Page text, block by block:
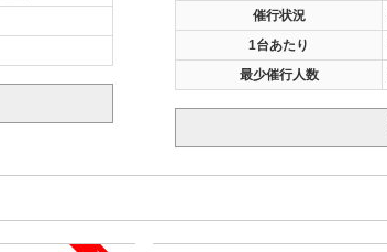
催行状況
1台あたり
最少催行人数